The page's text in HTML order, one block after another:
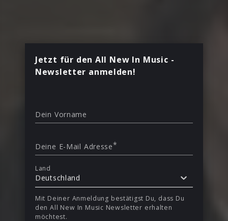
Jetzt für den All New In Music -
Newsletter anmelden!
Dein Vorname
Deine E-Mail Adresse*
Land
Deutschland
Mit Deiner Anmeldung bestätigst Du, dass Du
den All New In Music Newsletter erhalten
möchtest.